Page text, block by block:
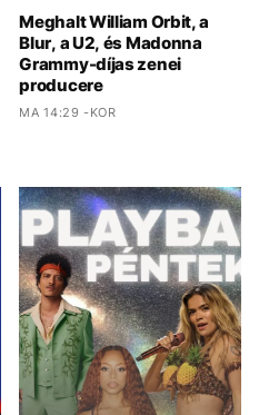
Meghalt William Orbit, a
Blur, a U2, és Madonna
Grammy-díjas zenei
producere
MA 14:29 -KOR